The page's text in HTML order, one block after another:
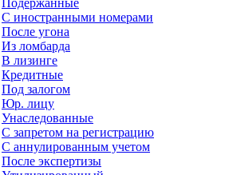
Подержанные
С иностранными номерами
После угона
Из ломбарда
В лизинге
Кредитные
Под залогом
Юр. лицу
Унаследованные
С запретом на регистрацию
С аннулированным учетом
После экспертизы